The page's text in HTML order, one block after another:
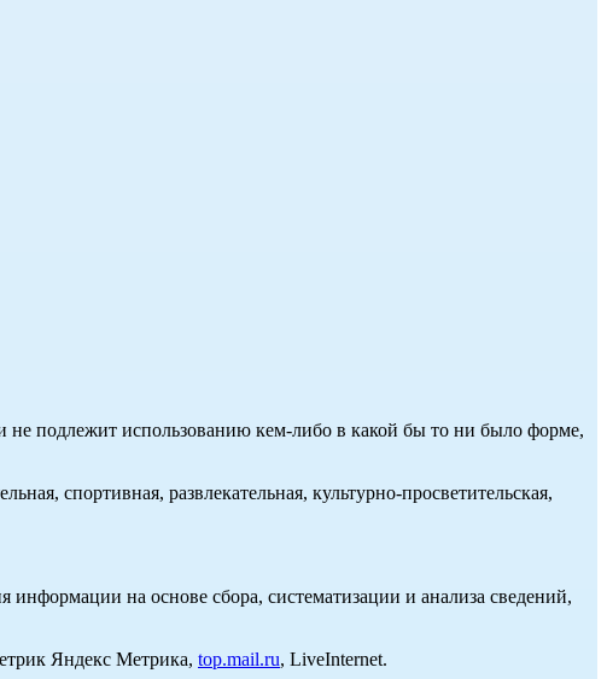
не подлежит использованию кем-либо в какой бы то ни было форме,
спортивная, развлекательная, культурно-просветительская,
на основе сбора, систематизации и анализа сведений,
Яндекс Метрика, top.mail.ru, LiveInternet.